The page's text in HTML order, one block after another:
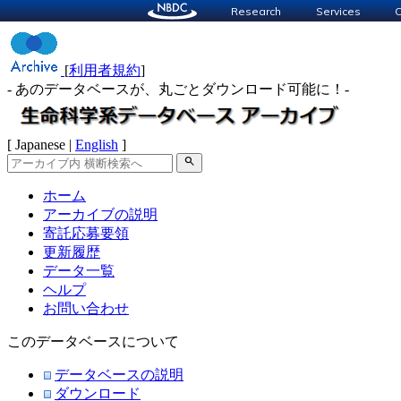
Research Services
[利用者規約]
- あのデータベースが、丸ごとダウンロード可能に！-
[ Japanese | English ]
search
ホーム
アーカイブの説明
寄託応募要領
更新履歴
データ一覧
ヘルプ
お問い合わせ
このデータベースについて
データベースの説明
ダウンロード